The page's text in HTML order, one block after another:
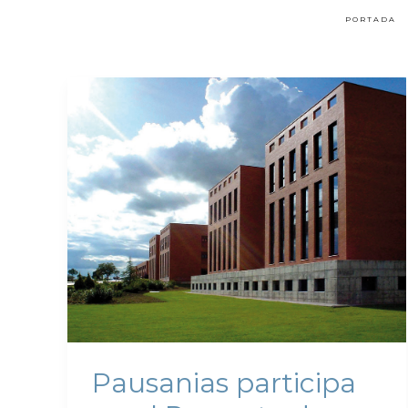
PORTADA
Pausanias participa